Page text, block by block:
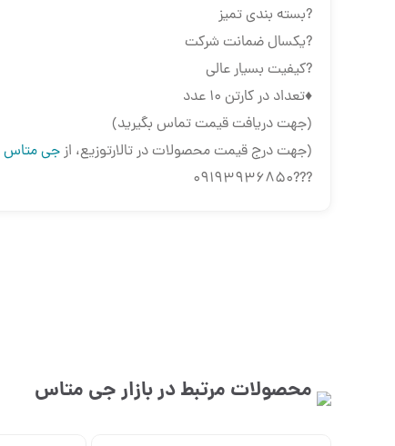
?بسته بندی تمیز
?یکسال ضمانت شرکت
?کیفیت بسیار عالی
♦️تعداد در کارتن 10 عدد
(جهت دریافت قیمت تماس بگیرید)
(جهت درج قیمت محصولات در تالارتوزیع، ازجی متاس
???09193936850
محصولات مرتبط در بازارجی متاس